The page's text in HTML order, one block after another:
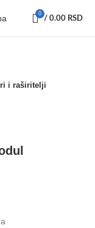
0
/ 0.00 RSD
i raširitelji